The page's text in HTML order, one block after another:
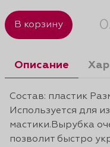
В корзину
Описание
Состав: пластик
Используется для
мастики.Вырубка
позволит быстро